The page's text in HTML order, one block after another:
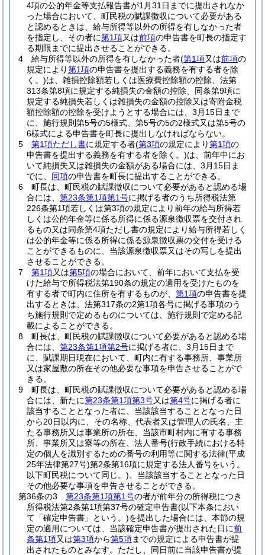
4項の公的年金等支払報告書が1月31日までに提出されなか
った場合において、町民税の賦課徴収について必要がある
と認めるときは、給与所得等以外の所得を有しなかった者
を指定し、その者に第1項又は前項の申告書を町長の指定す
る期限までに提出させることができる。
4
給与所得等以外の所得を有しなかった者(第1項又は前項の
規定により第1項の申告書を提出する義務を有する者を除
く。)は、雑損控除額若しくは医療費控除額の控除、法第
313条第8項に規定する純損失の金額の控除、同条第9項に
規定する純損失若しくは雑損失の金額の控除又は寄附金税
額控除額の控除を受けようとする場合には、3月15日まで
に、施行規則第5号の5様式、第5号の5の2様式又は第5号の
6様式による申告書を町長に提出しなければならない。
5
第1項ただし書に規定する者(第3項の規定により第1項の
申告書を提出する義務を有する者を除く。)は、前年中にお
いて純損失又は雑損失の金額がある場合には、3月15日ま
でに、 同項の申告書を町長に提出することができる。
6
町長は、町民税の賦課徴収について必要があると認める場
合には、 第23条第1項第1号に掲げる者のうち所得税法第
226条第1項若しくは第3項の規定により前年の給与所得若
しくは公的年金等に係る所得に係る源泉徴収票を交付され
るもの又は同条第4項ただし書の規定により給与所得若しく
は公的年金等に係る所得に係る源泉徴収票の交付を受ける
ことができるものに、当該源泉徴収票又はその写しを提出
させることができる。
7
第1項又は第5項の場合において、前年において支払を受
けた給与で所得税法第190条の規定の適用を受けたものを
有する者で町内に住所を有するものが、 第1項の申告書を提
出するときは、法第317条の2第1項各号に掲げる事項のう
ち施行規則で定めるものについては、施行規則で定める記
載によることができる。
8
町長は、町民税の賦課徴収について必要があると認める場
合には、 第23条第1項第2号に掲げる者に、3月15日まで
に、賦課期日現在において、町内に有する事務所、事業所
又は家屋敷の所在その他必要な事項を申告させることがで
きる。
9
町長は、町民税の賦課徴収について必要があると認める場
合には、新たに第23条第1項第3号又は第4号に掲げる者に
該当することとなった者に、当該該当することとなった日
から20日以内に、その名称、代表者又は管理人の氏名、主
たる事務所又は事業所の所在、当該市町村内に有する事務
所、事業所又は寮等の所在、法人番号(行政手続における特
定の個人を識別するための番号の利用等に関する法律(平成
25年法律第27号)第2条第16項に規定する法人番号をいう。
以下町民税について同じ。) 、当該該当することとなった日
その他必要な事項を申告させることができる。
第36条の3
第23条第1項第1号の者が前年分の所得税につき
所得税法第2条第1項第37号の確定申告書(以下本条におい
て「確定申告書」という。)を提出した場合には、本節の規
定の適用については、当該確定申告書が提出された日に前
条第1項又は第3項から第5項までの規定による申告書が提
出されたものとみなす。 ただし、同日前に当該申告書が提